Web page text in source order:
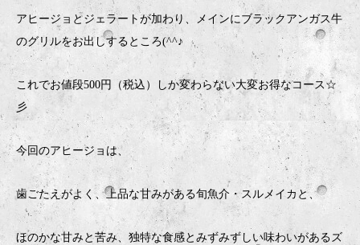
アヒージョとジェラートが加わり、メインにブラックアンガス牛
のグリルをお出しするところ(^^♪
これでお値段500円（税込）しか変わらない大変お得なコース☆
彡
今回のアヒージョは、
歯ごたえがよく、上品な甘みがある旬魚介・スルメイカと、
ほのかな甘みと苦み、独特な食感とみずみずしい味わいがあるズ